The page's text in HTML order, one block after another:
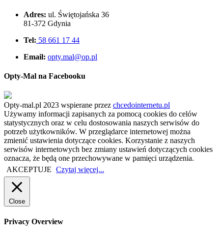
Adres: ul. Świętojańska 36
81-372 Gdynia
Tel: 58 661 17 44
Email: opty.mal@op.pl
Opty-Mal na Facebooku
Opty-mal.pl 2023 wspierane przez chcedointernetu.pl
Używamy informacji zapisanych za pomocą cookies do celów
statystycznych oraz w celu dostosowania naszych serwisów do
potrzeb użytkowników. W przeglądarce internetowej można
zmienić ustawienia dotyczące cookies. Korzystanie z naszych
serwisów internetowych bez zmiany ustawień dotyczących cookies
oznacza, że będą one przechowywane w pamięci urządzenia.
AKCEPTUJE Czytaj więcej...
Close
Privacy Overview